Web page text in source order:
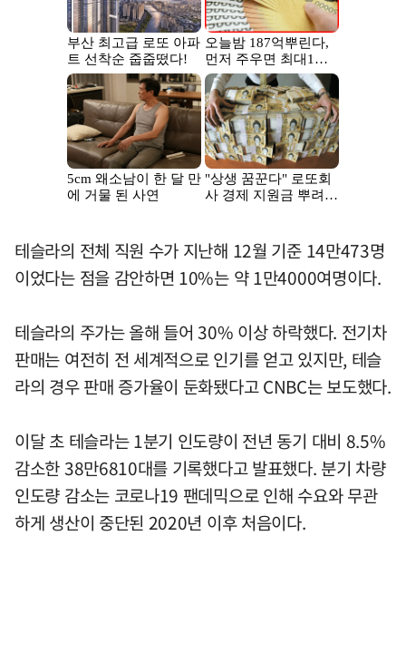
테슬라의 전체 직원 수가 지난해 12월 기준 14만473명
이었다는 점을 감안하면 10%는 약 1만4000여명이다.
테슬라의 주가는 올해 들어 30% 이상 하락했다. 전기차
판매는 여전히 전 세계적으로 인기를 얻고 있지만, 테슬
라의 경우 판매 증가율이 둔화됐다고 CNBC는 보도했다.
이달 초 테슬라는 1분기 인도량이 전년 동기 대비 8.5%
감소한 38만6810대를 기록했다고 발표했다. 분기 차량
인도량 감소는 코로나19 팬데믹으로 인해 수요와 무관
하게 생산이 중단된 2020년 이후 처음이다.